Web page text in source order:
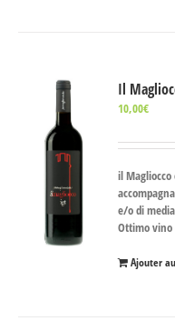
Il
10,00€
il Magliocco
e/o di
Ottimo vino
Ajouter